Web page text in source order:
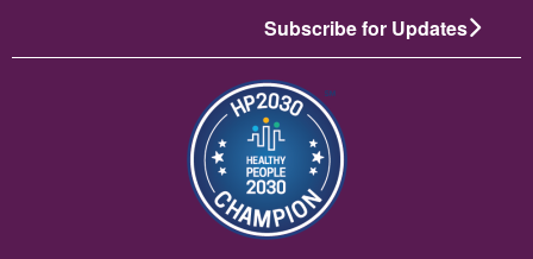
Subscribe for Updates
الصورة